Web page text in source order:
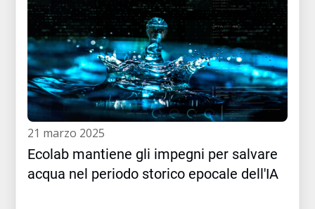
21 marzo 2025
Ecolab mantiene gli impegni per salvare
acqua nel periodo storico epocale dell'IA